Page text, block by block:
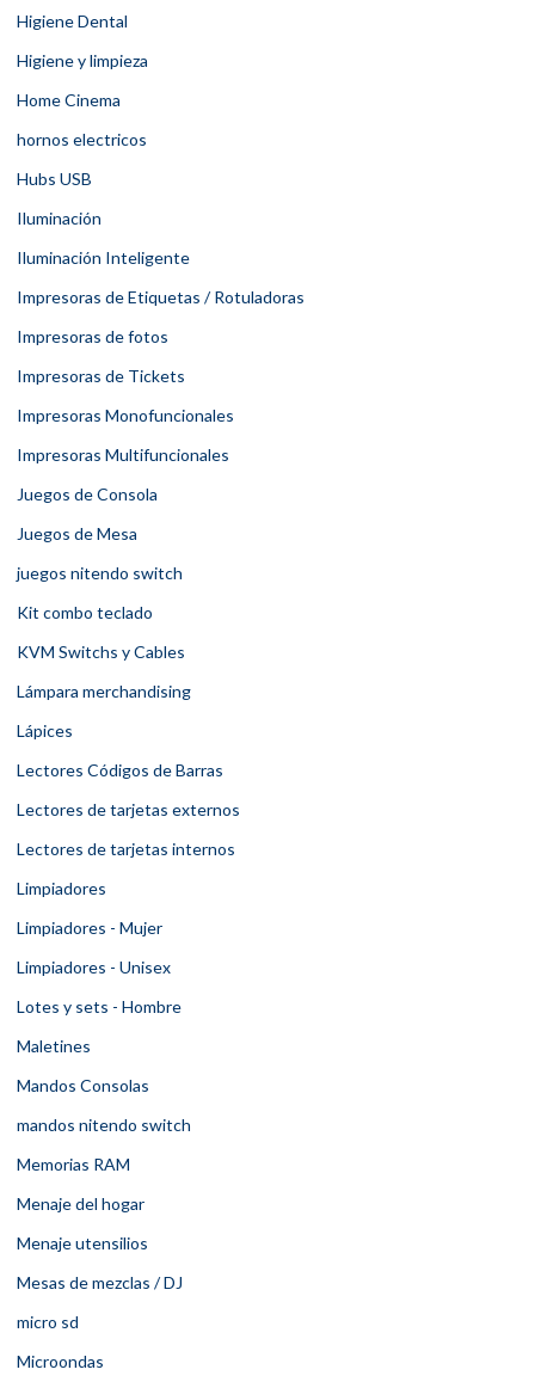
Higiene Dental
Higiene y limpieza
Home Cinema
hornos electricos
Hubs USB
Iluminación
Iluminación Inteligente
Impresoras de Etiquetas / Rotuladoras
Impresoras de fotos
Impresoras de Tickets
Impresoras Monofuncionales
Impresoras Multifuncionales
Juegos de Consola
Juegos de Mesa
juegos nitendo switch
Kit combo teclado
KVM Switchs y Cables
Lámpara merchandising
Lápices
Lectores Códigos de Barras
Lectores de tarjetas externos
Lectores de tarjetas internos
Limpiadores
Limpiadores - Mujer
Limpiadores - Unisex
Lotes y sets - Hombre
Maletines
Mandos Consolas
mandos nitendo switch
Memorias RAM
Menaje del hogar
Menaje utensilios
Mesas de mezclas / DJ
micro sd
Microondas